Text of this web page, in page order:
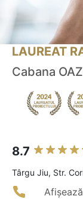
LAUREAT
Cabana
8.7
Târgu Jiu, Str.